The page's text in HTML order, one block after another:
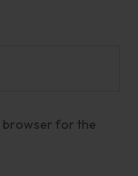
browser for the